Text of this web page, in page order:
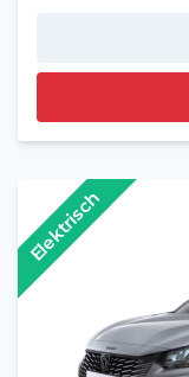
Elektrisch